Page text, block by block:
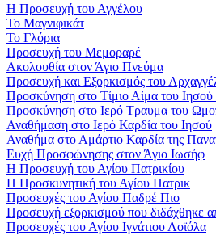
Η Προσευχή του Αγγέλου
Το Μαγνιφικάτ
Το Γλόρια
Προσευχή του Μεμοραρέ
Ακολουθία στον Άγιο Πνεύμα
Προσευχή και Εξορκισμός του
Προσκύνηση στο Τίμιο Αίμα του Ιησού
Προσκύνηση στο Ιερό Τραυμα του
Αναθήμαση στο Ιερό Καρδία του Ιησού
Αναθήμα στο Αμάρτιο Καρδία της
Ευχή Προσφώνησης στον Άγιο Ιωσήφ
Η Προσευχή του Αγίου Πατρικίου
Η Προσκυνητική του Αγίου Πατρικ
Προσευχές του Αγίου Παδρέ Πιο
Προσευχή εξορκισμού που διδάχθηκε
Προσευχές του Αγίου Ιγνάτιου Λοϊόλα